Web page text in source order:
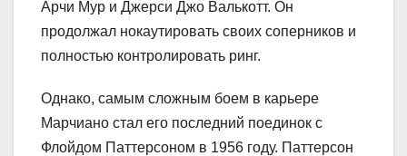
Арчи Мур и Джерси Джо Валькотт. Он
продолжал нокаутировать своих соперников и
полностью контролировать ринг.
Однако, самым сложным боем в карьере
Марчиано стал его последний поединок с
Флойдом Паттерсоном в 1956 году. Паттерсон